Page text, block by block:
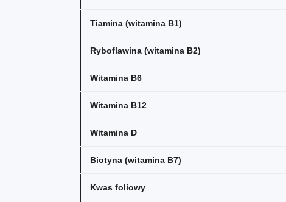
Tiamina (witamina B1)
Ryboflawina (witamina B2)
Witamina B6
Witamina B12
Witamina D
Biotyna (witamina B7)
Kwas foliowy